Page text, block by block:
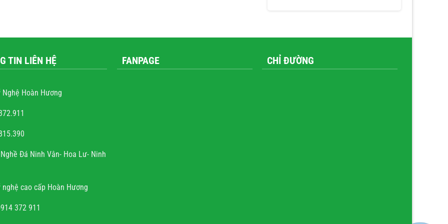
văn trọng
sự tài hoa của người
hẹn, chất lượng, uy
tín.
TIN LIÊN HỆ
Nghệ Hoàn Hương
Đá Ninh Vân- Hoa Lư- Ninh
nghệ cao cấp Hoàn Hương
372 911
FANPAGE CHỈ ĐƯỜNG